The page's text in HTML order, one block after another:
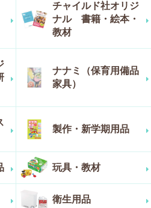
チャイルド社オリジ
ナル 書籍・絵本・
教材
ナナミ（保育用備品
家具）
製作・新学期用品
玩具・教材
衛生用品